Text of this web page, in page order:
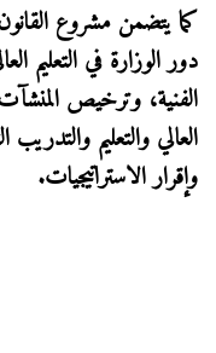
كما يتضمن مشروع
دور الوزارة في التعليم
الفنية، وترخيص
العالي والتعليم
وإقرار الاستراتيجيات.